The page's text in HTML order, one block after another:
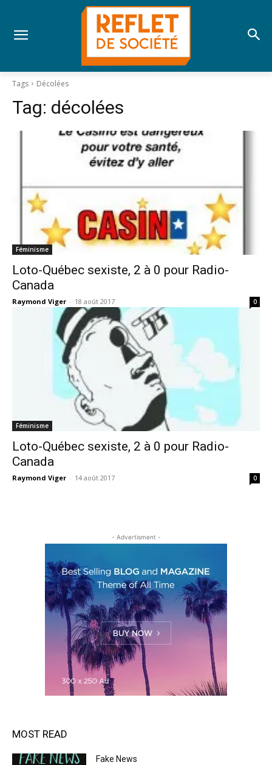
Tags Décolées
Tag: décolées
Féminisme
Loto-Québec sexiste, 2 à 0 pour Radio-
Canada
Raymond Viger - 18 août 2017 0
Féminisme
Loto-Québec sexiste, 2 à 0 pour Radio-
Canada
Raymond Viger - 14 août 2017 0
- Advertisment -
MOST READ
Fake News